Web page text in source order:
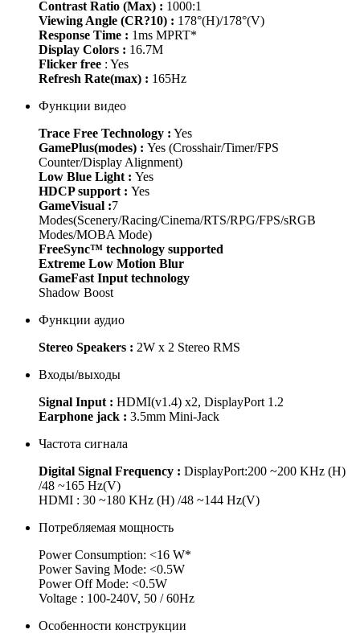
Contrast Ratio (Max) : 1000:1
Viewing Angle (CR?10) : 178°(H)/178°(V)
Response Time : 1ms MPRT*
Display Colors : 16.7M
Flicker free : Yes
Refresh Rate(max) : 165Hz
Функции видео
Trace Free Technology : Yes
GamePlus(modes) : Yes (Crosshair/Timer/FPS
Counter/Display Alignment)
Low Blue Light : Yes
HDCP support : Yes
GameVisual :7
Modes(Scenery/Racing/Cinema/RTS/RPG/FPS/sRGB
Modes/MOBA Mode)
FreeSync™ technology supported
Extreme Low Motion Blur
GameFast Input technology
Shadow Boost
Функции аудио
Stereo Speakers : 2W x 2 Stereo RMS
Входы/выходы
Signal Input : HDMI(v1.4) x2, DisplayPort 1.2
Earphone jack : 3.5mm Mini-Jack
Частота сигнала
Digital Signal Frequency : DisplayPort:200 ~200 KHz (H)
/48 ~165 Hz(V)
HDMI : 30 ~180 KHz (H) /48 ~144 Hz(V)
Потребляемая мощность
Power Consumption: <16 W*
Power Saving Mode: <0.5W
Power Off Mode: <0.5W
Voltage : 100-240V, 50 / 60Hz
Особенности конструкции